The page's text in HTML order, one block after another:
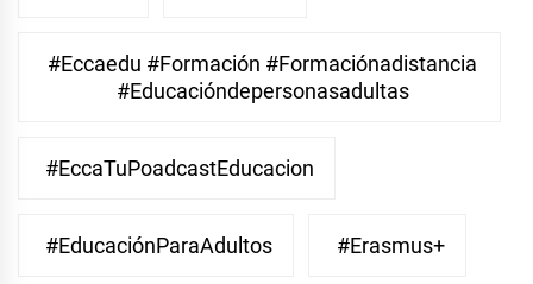
#eccaedu #formación #formaciónadistancia
#educacióndepersonasadultas
#EccaTuPoadcastEducacion
#EducaciónParaAdultos #Erasmus+